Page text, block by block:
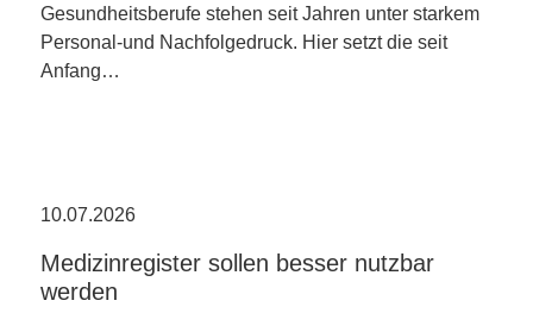
Gesundheitsberufe stehen seit Jahren unter starkem
Personal-und Nachfolgedruck. Hier setzt die seit
Anfang…
10.07.2026
Medizinregister sollen besser nutzbar
werden